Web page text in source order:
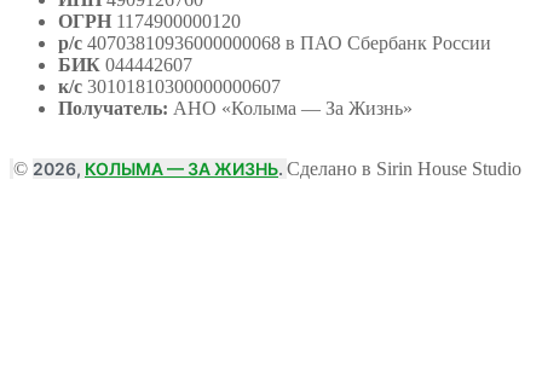
ОГРН 1174900000120
р/с 40703810936000000068 в ПАО Сбербанк России
БИК 044442607
к/с 30101810300000000607
Получатель: АНО «Колыма — За Жизнь»
© 2026, КОЛЫМА — ЗА ЖИЗНЬ. Сделано в Sirin House Studio